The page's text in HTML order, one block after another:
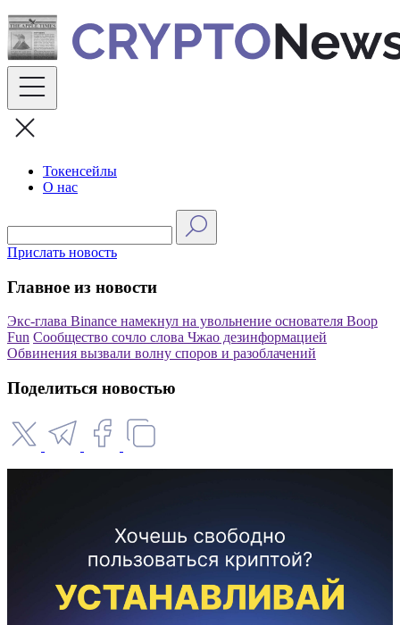
Skip
to
content
Токенсейлы
О нас
Прислать новость
Главное из новости
Экс-глава Binance намекнул на увольнение основателя Boop
Fun Сообщество сочло слова Чжао дезинформацией
Обвинения вызвали волну споров и разоблачений
Поделиться новостью